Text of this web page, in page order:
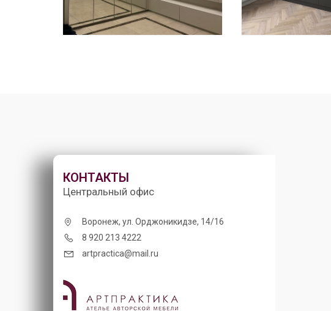
КОНТАКТЫ
Центральный офис
Воронеж, ул. Орджоникидзе, 14/16
8 920 213 4222
artpractica@mail.ru